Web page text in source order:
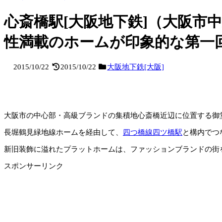
心斎橋駅[大阪地下鉄]（大阪市
性満載のホームが印象的な第一
2015/10/22 2015/10/22 大阪地下鉄[大阪]
大阪市の中心部・高級ブランドの集積地心斎橋近辺に位置する
長堀鶴見緑地線ホームを経由して、 四つ橋線四ツ橋駅と構内で
新旧装飾に溢れたプラットホームは、ファッションブランドの
スポンサーリンク